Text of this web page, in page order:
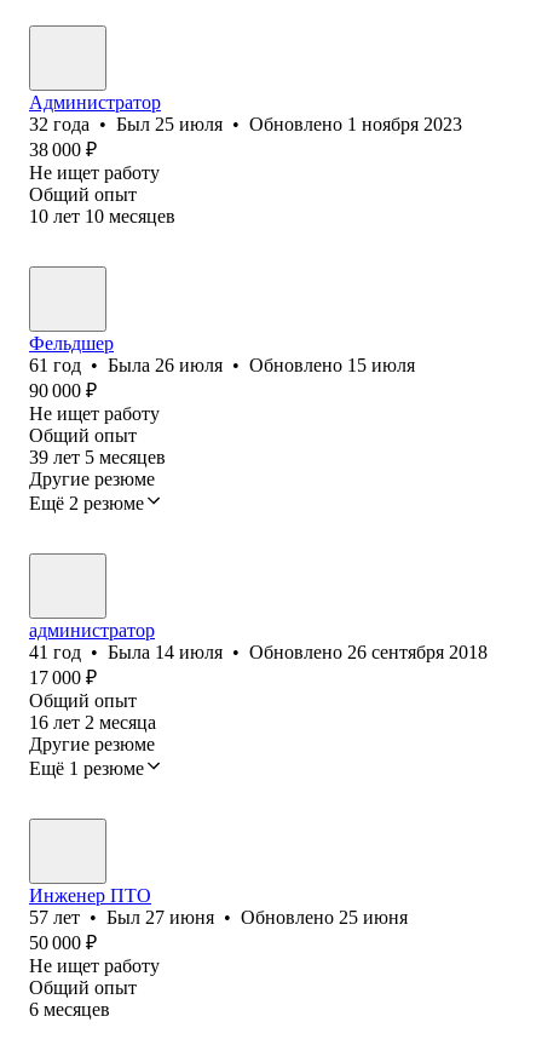
Администратор
32 года • Был 25 июля • Обновлено 1 ноября 2023
38 000 ₽
Не ищет работу
Общий опыт
10 лет 10 месяцев
Фельдшер
61 год • Была 26 июля • Обновлено 15 июля
90 000 ₽
Не ищет работу
Общий опыт
39 лет 5 месяцев
Другие резюме
Ещё 2 резюме
администратор
41 год • Была 14 июля • Обновлено 26 сентября 2018
17 000 ₽
Общий опыт
16 лет 2 месяца
Другие резюме
Ещё 1 резюме
Инженер ПТО
57 лет • Был 27 июня • Обновлено 25 июня
50 000 ₽
Не ищет работу
Общий опыт
6 месяцев